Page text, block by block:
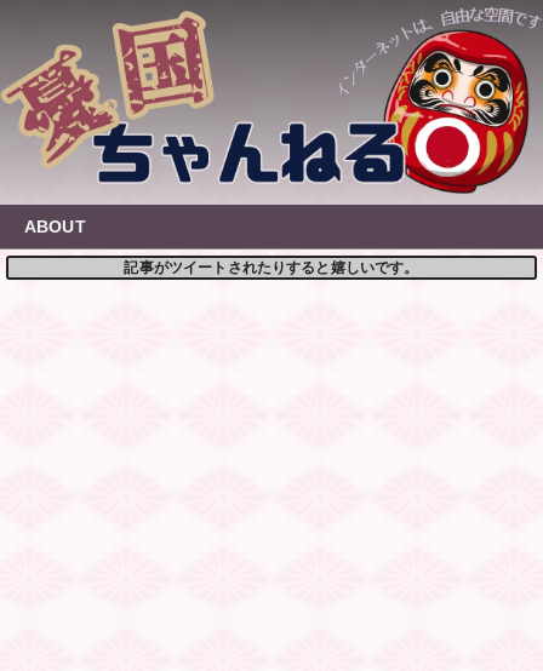
content
ABOUT
記事がツイートされたりすると嬉しいです。